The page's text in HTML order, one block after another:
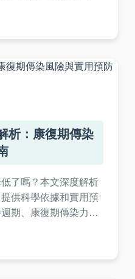
析：康復期傳染
了嗎？本文深度解析
供科學依據和實用預
期、康復期傳染力變
內容包含詳細表格比
節，確保您掌握關鍵